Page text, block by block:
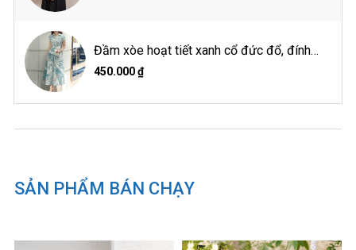
Đầm xòe hoạt tiết xanh cổ đức đổ, đính
hoa eo
450.000 ₫
Tổ chức chịu trách nhiệm về
hàng hóa: Công ty TNHH thời
Xuất xứ: Việt Nam
SẢN PHẨM BÁN CHẠY